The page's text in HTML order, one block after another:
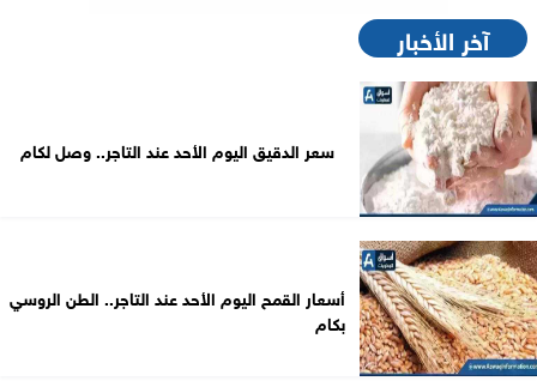
آخر الأخبار
سعر الدقيق اليوم الأحد عند التاجر.. وصل لكام
أسعار القمح اليوم الأحد عند التاجر.. الطن الروسي
بكام